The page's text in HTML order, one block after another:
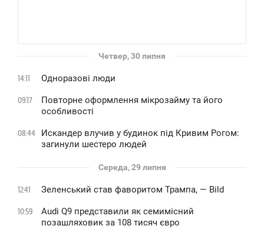
Четвер, 30 липня
14:11 Одноразові люди
09:17
Повторне оформлення мікрозайму та його
особливості
08:44
Искандер влучив у будинок під Кривим Рогом:
загинули шестеро людей
Середа, 29 липня
12:41 Зеленський став фаворитом Трампа, — Bild
10:59
Audi Q9 представили як семимісний
позашляховик за 108 тисяч євро